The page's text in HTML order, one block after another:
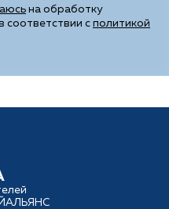
на обработку
соответствии с политикой